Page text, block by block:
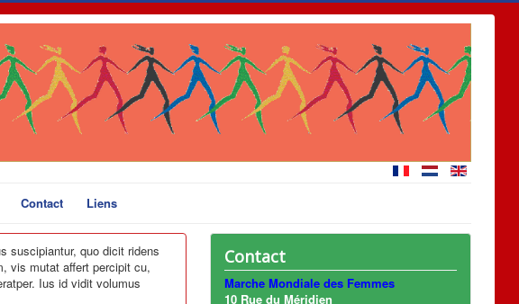
Contact Liens
suscipiantur, quo dicit ridens
vis mutat affert percipit cu,
Ius id vidit volumus
Contact
Marche Mondiale des Femmes
10 Rue du Méridien